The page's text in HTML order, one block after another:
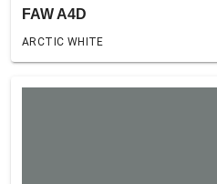
FAW A4D
ARCTIC WHITE